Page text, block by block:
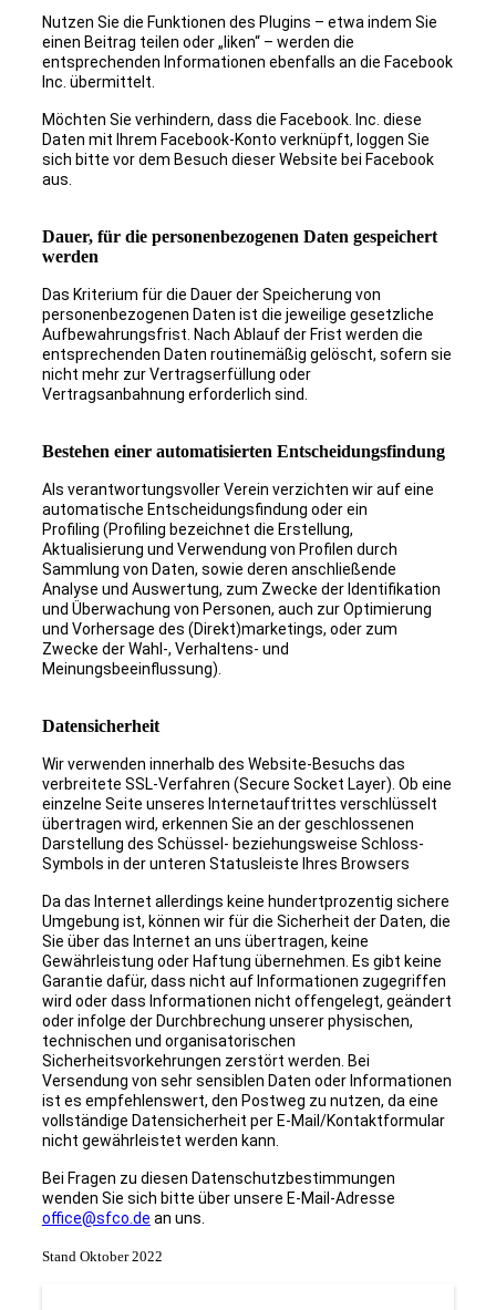
Nutzen Sie die Funktionen des Plugins – etwa indem Sie
einen Beitrag teilen oder „liken“ – werden die
entsprechenden Informationen ebenfalls an die Facebook
Inc. übermittelt.
Möchten Sie verhindern, dass die Facebook. Inc. diese
Daten mit Ihrem Facebook-Konto verknüpft, loggen Sie
sich bitte vor dem Besuch dieser Website bei Facebook
aus.
Dauer, für die personenbezogenen Daten gespeichert
werden
Das Kriterium für die Dauer der Speicherung von
personenbezogenen Daten ist die jeweilige gesetzliche
Aufbewahrungsfrist. Nach Ablauf der Frist werden die
entsprechenden Daten routinemäßig gelöscht, sofern sie
nicht mehr zur Vertragserfüllung oder
Vertragsanbahnung erforderlich sind.
Bestehen einer automatisierten Entscheidungsfindung
Als verantwortungsvoller Verein verzichten wir auf eine
automatische Entscheidungsfindung oder ein
Profiling (Profiling bezeichnet die Erstellung,
Aktualisierung und Verwendung von Profilen durch
Sammlung von Daten, sowie deren anschließende
Analyse und Auswertung, zum Zwecke der Identifikation
und Überwachung von Personen, auch zur Optimierung
und Vorhersage des (Direkt)marketings, oder zum
Zwecke der Wahl-, Verhaltens- und
Meinungsbeeinflussung).
Datensicherheit
Wir verwenden innerhalb des Website-Besuchs das
verbreitete SSL-Verfahren (Secure Socket Layer). Ob eine
einzelne Seite unseres Internetauftrittes verschlüsselt
übertragen wird, erkennen Sie an der geschlossenen
Darstellung des Schüssel- beziehungsweise Schloss-
Symbols in der unteren Statusleiste Ihres Browsers
Da das Internet allerdings keine hundertprozentig sichere
Umgebung ist, können wir für die Sicherheit der Daten, die
Sie über das Internet an uns übertragen, keine
Gewährleistung oder Haftung übernehmen. Es gibt keine
Garantie dafür, dass nicht auf Informationen zugegriffen
wird oder dass Informationen nicht offengelegt, geändert
oder infolge der Durchbrechung unserer physischen,
technischen und organisatorischen
Sicherheitsvorkehrungen zerstört werden. Bei
Versendung von sehr sensiblen Daten oder Informationen
ist es empfehlenswert, den Postweg zu nutzen, da eine
vollständige Datensicherheit per E-Mail/Kontaktformular
nicht gewährleistet werden kann.
Bei Fragen zu diesen Datenschutzbestimmungen
wenden Sie sich bitte über unsere E-Mail-Adresse
office@sfco.de an uns.
Stand Oktober 2022